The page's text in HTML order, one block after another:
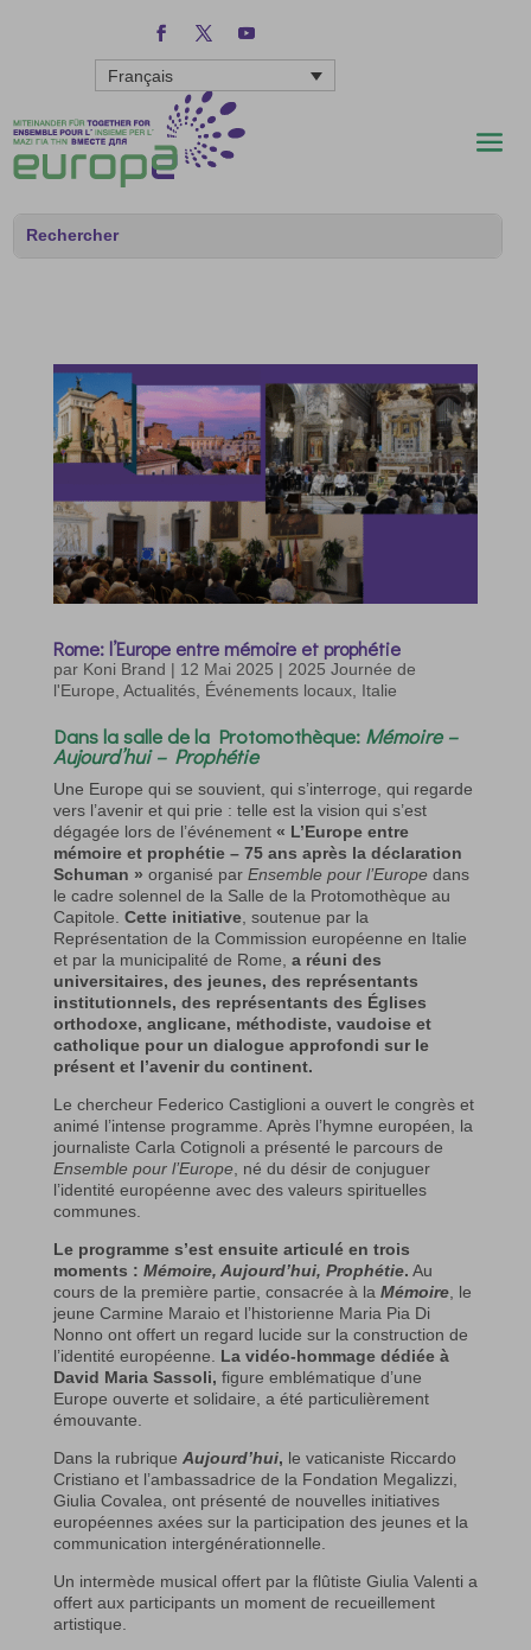
Français
Rome: l’Europe entre mémoire et prophétie
par Koni Brand | 12 Mai 2025 | 2025 Journée de
l'Europe Actualités, Événements locaux, Italie
Dans lasalle de la Protomothèque: Mémoire –
Aujourd’hui – Prophétie
Une Europe qui se souvient, qui s’interroge, qui regarde
vers l’avenir et qui prie : telle est la vision qui s’est
dégagée lors de l’événement « L’Europe entre
mémoire et prophétie – 75 ans après la déclaration
Schuman » organisé par Ensemble pour l’Europedans
le cadre solennel de la Salle de la Protomothèque au
Capitole. Cette initiative, soutenue par la
Représentation de la Commission européenne en Italie
et par la municipalité de Rome, a réuni des
universitaires, des jeunes, des représentants
institutionnels, des représentants des Églises
orthodoxe, anglicane, méthodiste, vaudoise et
catholique pour un dialogue approfondi sur le
présent et l’avenir du continent.
Le chercheur Federico Castiglioni a ouvert le congrès et
animé l’intense programme. Après l’hymne européen, la
journaliste Carla Cotignoli a présenté le parcours de
Ensemble pour l’Europe, né du désir de conjuguer
l’identité européenne avec des valeurs spirituelles
communes.
Le programme s’est ensuite articulé en trois
moments : Mémoire, Aujourd’hui, Prophétie. Au
cours de la première partie, consacrée à la Mémoire, le
jeune Carmine Maraio et l’historienne Maria Pia Di
Nonno ont offert un regard lucide sur la construction de
l’identité européenne. La vidéo-hommage dédiée à
David Maria Sassoli, figure emblématique d’une
Europe ouverte et solidaire, a été particulièrement
émouvante.
Dans la rubrique Aujourd’hui, le vaticaniste Riccardo
Cristiano et l’ambassadrice de la Fondation Megalizzi,
Giulia Covalea, ont présenté de nouvelles initiatives
européennes axées sur la participation des jeunes et la
communication intergénérationnelle.
Un intermède musical offert par la flûtiste Giulia Valenti a
offert aux participants un moment de recueillement
artistique.